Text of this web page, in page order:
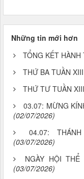
Những tin mới hơn
TỔNG KẾT HÀNH
THỨ BA TUẦN
THỨ TƯ TUẦN
03.07: MỪNG
(02/07/2026)
04.07:
(03/07/2026)
NGÀY HỘI
(03/07/2026)